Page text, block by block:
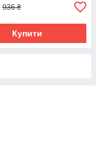
936 ₴
Купити